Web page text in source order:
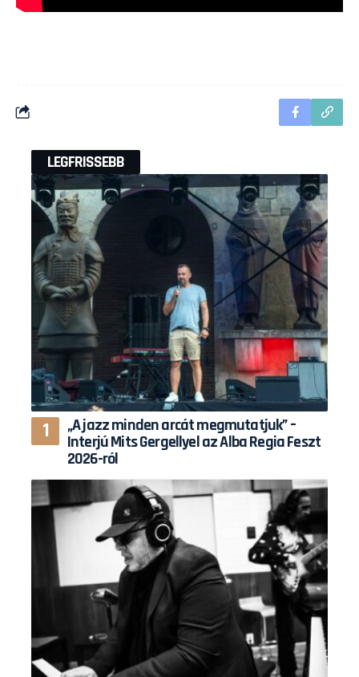
LEGFRISSEBB
„A jazz minden arcát megmutatjuk” –
Interjú Mits Gergellyel az Alba Regia Feszt
2026-ról